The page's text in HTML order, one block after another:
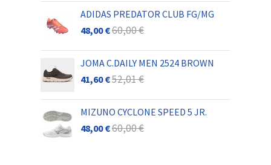
ADIDAS PREDATOR CLUB FG/MG
48,00 €60,00 €
JOMA C.DAILY MEN 2524 BROWN
41,60 €52,01 €
MIZUNO CYCLONE SPEED 5 JR.
48,00 €60,00 €